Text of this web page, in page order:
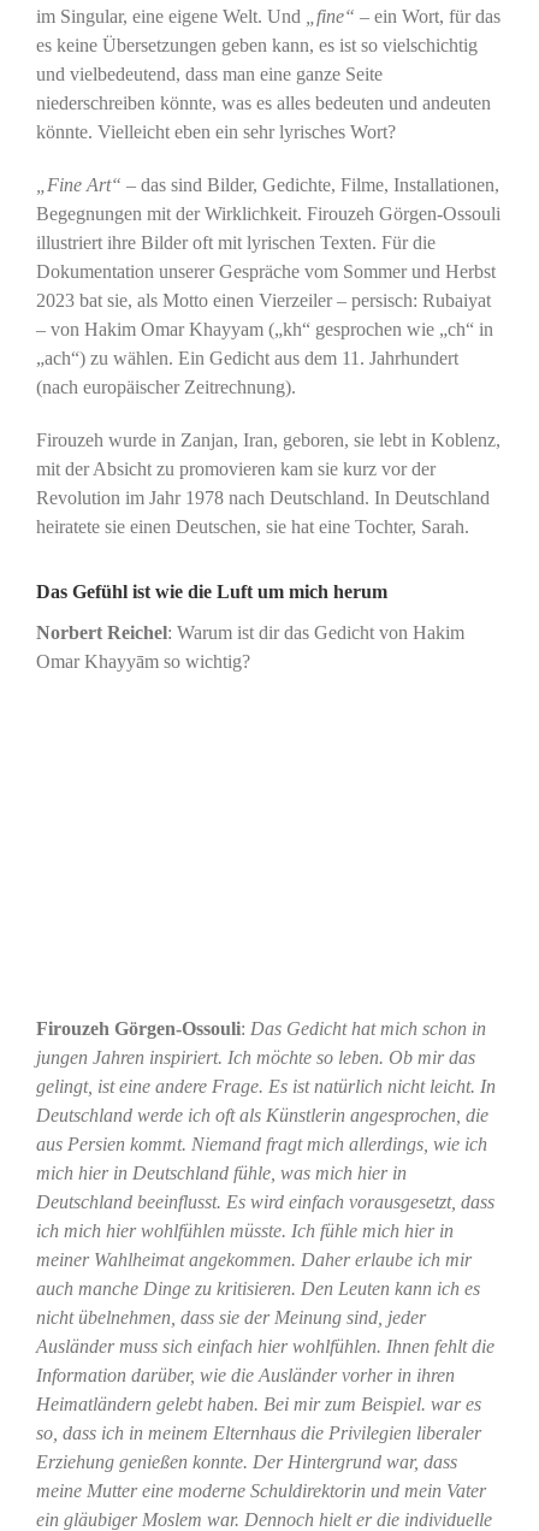
im Singular, eine eigene Welt. Und „fine“ – ein Wort, für das
es keine Übersetzungen geben kann, es ist so vielschichtig
und vielbedeutend, dass man eine ganze Seite
niederschreiben könnte, was es alles bedeuten und andeuten
könnte. Vielleicht eben ein sehr lyrisches Wort?
„Fine Art“ – das sind Bilder, Gedichte, Filme, Installationen,
Begegnungen mit der Wirklichkeit. Firouzeh Görgen-Ossouli
illustriert ihre Bilder oft mit lyrischen Texten. Für die
Dokumentation unserer Gespräche vom Sommer und Herbst
2023 bat sie, als Motto einen Vierzeiler – persisch: Rubaiyat
– von Hakim Omar Khayyam („kh“ gesprochen wie „ch“ in
„ach“) zu wählen. Ein Gedicht aus dem 11. Jahrhundert
(nach europäischer Zeitrechnung).
Firouzeh wurde in Zanjan, Iran, geboren, sie lebt in Koblenz,
mit der Absicht zu promovieren kam sie kurz vor der
Revolution im Jahr 1978 nach Deutschland. In Deutschland
heiratete sie einen Deutschen, sie hat eine Tochter, Sarah.
Das Gefühl ist wie die Luft um mich herum
Norbert Reichel: Warum ist dir das Gedicht von Hakim
Omar Khayyām so wichtig?
Firouzeh Görgen-Ossouli: Das Gedicht hat mich schon in
jungen Jahren inspiriert. Ich möchte so leben. Ob mir das
gelingt, ist eine andere Frage. Es ist natürlich nicht leicht. In
Deutschland werde ich oft als Künstlerin angesprochen, die
aus Persien kommt. Niemand fragt mich allerdings, wie ich
mich hier in Deutschland fühle, was mich hier in
Deutschland beeinflusst. Es wird einfach vorausgesetzt, dass
ich mich hier wohlfühlen müsste. Ich fühle mich hier in
meiner Wahlheimat angekommen. Daher erlaube ich mir
auch manche Dinge zu kritisieren. Den Leuten kann ich es
nicht übelnehmen, dass sie der Meinung sind, jeder
Ausländer muss sich einfach hier wohlfühlen. Ihnen fehlt die
Information darüber, wie die Ausländer vorher in ihren
Heimatländern gelebt haben. Bei mir zum Beispiel. war es
so, dass ich in meinem Elternhaus die Privilegien liberaler
Erziehung genießen konnte. Der Hintergrund war, dass
meine Mutter eine moderne Schuldirektorin und mein Vater
ein gläubiger Moslem war. Dennoch hielt er die individuelle